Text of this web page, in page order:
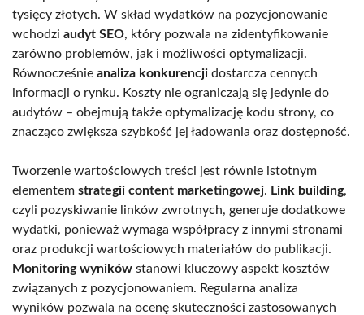
tysięcy złotych. W skład wydatków na pozycjonowanie
wchodzi audyt SEO, który pozwala na zidentyfikowanie
zarówno problemów, jak i możliwości optymalizacji.
Równocześnie analiza konkurencji dostarcza cennych
informacji o rynku. Koszty nie ograniczają się jedynie do
audytów – obejmują także optymalizację kodu strony, co
znacząco zwiększa szybkość jej ładowania oraz dostępność.
Tworzenie wartościowych treści jest równie istotnym
elementem strategii content marketingowej. Link building,
czyli pozyskiwanie linków zwrotnych, generuje dodatkowe
wydatki, ponieważ wymaga współpracy z innymi stronami
oraz produkcji wartościowych materiałów do publikacji.
Monitoring wyników stanowi kluczowy aspekt kosztów
związanych z pozycjonowaniem. Regularna analiza
wyników pozwala na ocenę skuteczności zastosowanych